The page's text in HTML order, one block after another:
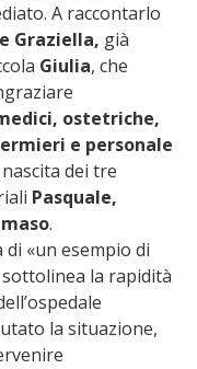
A raccontarlo
Graziella, già
Giulia, che
ostetriche,
e personale
dei tre
Pasquale,
.
«un esempio di
la rapidità
la situazione,